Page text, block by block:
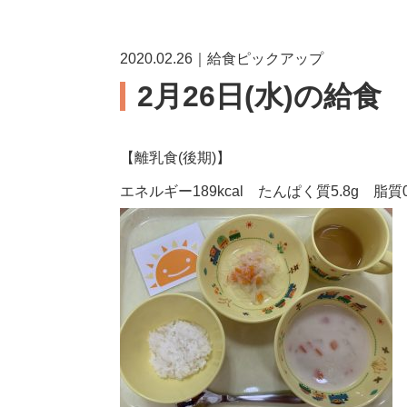
2020.02.26｜給食ピックアップ
2月26日(水)の給食
【離乳食(後期)】
エネルギー189kcal たんぱく質5.8g 脂質